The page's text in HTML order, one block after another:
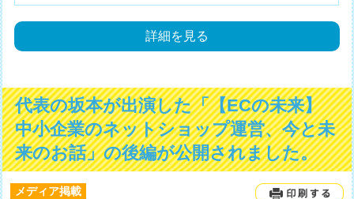
詳細を見る
代表の坂本が出演した「【ECの未来】
中小企業のネットショップ運営、今と未
来のお話」の後編が公開されました。
メディア掲載